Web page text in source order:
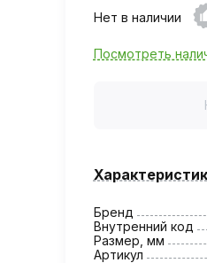
Нет в наличии
Посмотреть
Бренд
Внутренний код
Размер, мм
Артикул